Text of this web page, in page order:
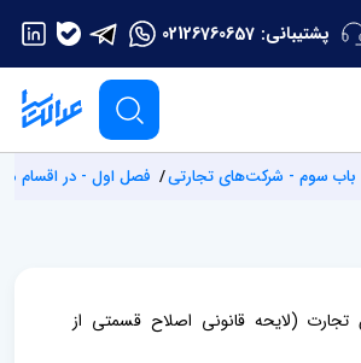
پشتیبانی: 02126760657
باب سوم - شرکت‌های تجارتی فصل اول - در اقسام
تجارت (لایحه قانونی اصلاح قسمتی از